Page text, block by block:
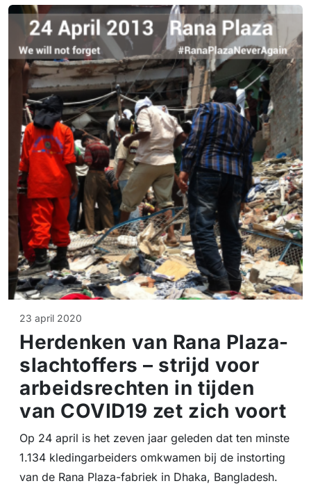
23 april 2020
Herdenken van Rana Plaza-
slachtoffers – strijd voor
arbeidsrechten in tijden
van COVID19 zet zich voort
Op 24 april is het zeven jaar geleden dat ten minste
1.134 kledingarbeiders omkwamen bij de instorting
van de Rana Plaza-fabriek in Dhaka, Bangladesh.